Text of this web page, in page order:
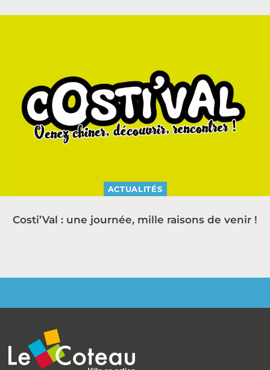
ACTUALITÉS
Costi’Val : une journée, mille raisons de venir !